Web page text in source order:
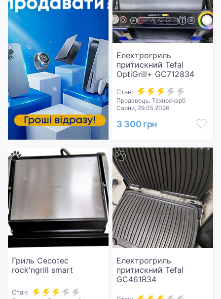
Електрогриль
притискний Tefal
OptiGrill+ GC712834
Стан:
Продавець: Техноскарб
Сарни, 29.05.2026
3 300 грн
Гриль Cecotec
rock'ngrill smart
Стан:
Електрогриль
притискний Tefal
GC461B34